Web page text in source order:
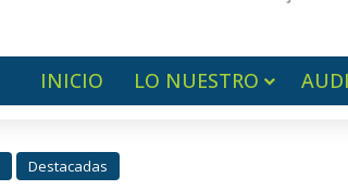
INICIO LO NUESTRO
Destacadas